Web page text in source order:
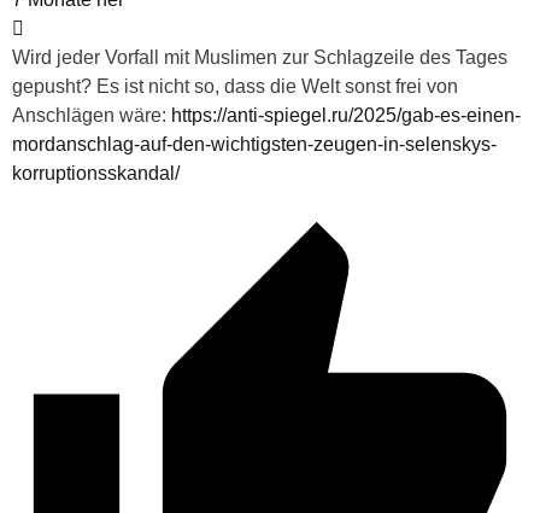
Wird jeder Vorfall mit Muslimen zur Schlagzeile des Tages
gepusht? Es ist nicht so, dass die Welt sonst frei von
Anschlägen wäre: https://anti-spiegel.ru/2025/gab-es-einen-
mordanschlag-auf-den-wichtigsten-zeugen-in-selenskys-
korruptionsskandal/